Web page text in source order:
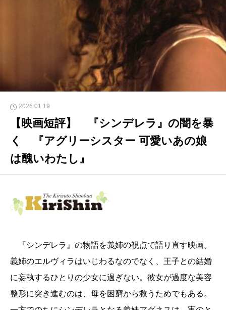
2026.01.19
【映画短評】 『シンデレラ』の闇を暴
く 『アグリーシスター 可愛いあの娘
は醜いわたし』
『シンデレラ』の物語を義姉の視点で語り直す映画。
義姉のエルヴィラはいじわるなのでなく、王子との結婚
に妄執するひとりの少女に過ぎない。彼女が過度な美容
整形に突き進むのは、母を困窮から救うためでもある。